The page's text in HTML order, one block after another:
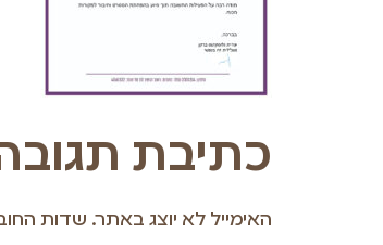
כתיבת
האימייל לא יוצג באתר. שדות